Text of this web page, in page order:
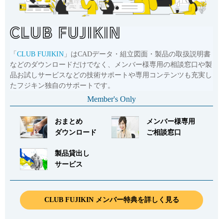
「 CLUB FUJIKIN 」はCADデータ・組立図面・製品の取扱説明書
などのダウンロードだけでなく、メンバー様専用の相談窓口や製
品お試しサービスなどの技術サポートや専用コンテンツも充実し
たフジキン独自のサポートです。
Member's Only
おまとめ
ダウンロード
メンバー様専用
ご相談窓口
製品貸出し
サービス
CLUB FUJIKIN メンバー特典を詳しく見る